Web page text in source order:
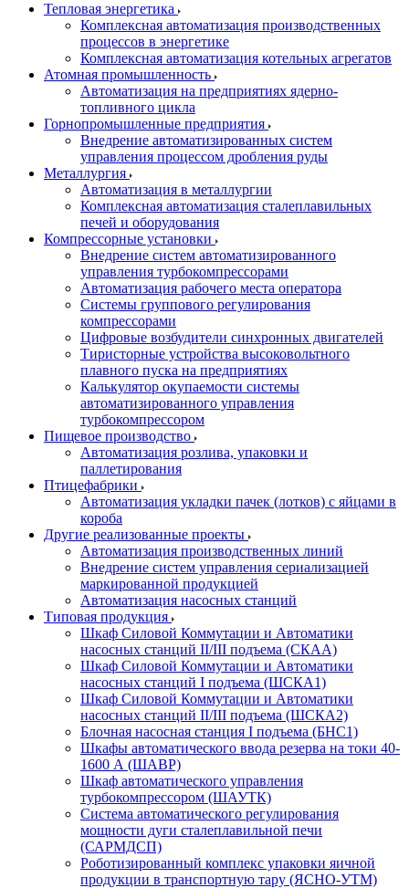
Тепловая энергетика
Комплексная автоматизация производственных
процессов в энергетике
Комплексная автоматизация котельных агрегатов
Атомная промышленность
Автоматизация на предприятиях ядерно-
топливного цикла
Горнопромышленные предприятия
Внедрение автоматизированных систем
управления процессом дробления руды
Металлургия
Автоматизация в металлургии
Комплексная автоматизация сталеплавильных
печей и оборудования
Компрессорные установки
Внедрение систем автоматизированного
управления турбокомпрессорами
Автоматизация рабочего места оператора
Системы группового регулирования
компрессорами
Цифровые возбудители синхронных двигателей
Тиристорные устройства высоковольтного
плавного пуска на предприятиях
Калькулятор окупаемости системы
автоматизированного управления
турбокомпрессором
Пищевое производство
Автоматизация розлива, упаковки и
паллетирования
Птицефабрики
Автоматизация укладки пачек (лотков) с яйцами в
короба
Другие реализованные проекты
Автоматизация производственных линий
Внедрение систем управления сериализацией
маркированной продукцией
Автоматизация насосных станций
Типовая продукция
Шкаф Силовой Коммутации и Автоматики
насосных станций II/III подъема (СКАА)
Шкаф Силовой Коммутации и Автоматики
насосных станций I подъема (ШСКА1)
Шкаф Силовой Коммутации и Автоматики
насосных станций II/III подъема (ШСКА2)
Блочная насосная станция I подъема (БНС1)
Шкафы автоматического ввода резерва на токи 40-
1600 А (ШАВР)
Шкаф автоматического управления
турбокомпрессором (ШАУТК)
Система автоматического регулирования
мощности дуги сталеплавильной печи
(САРМДСП)
Роботизированный комплекс упаковки яичной
продукции в транспортную тару (ЯСНО-УТМ)